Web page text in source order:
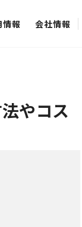
情報 会社情報
やコス